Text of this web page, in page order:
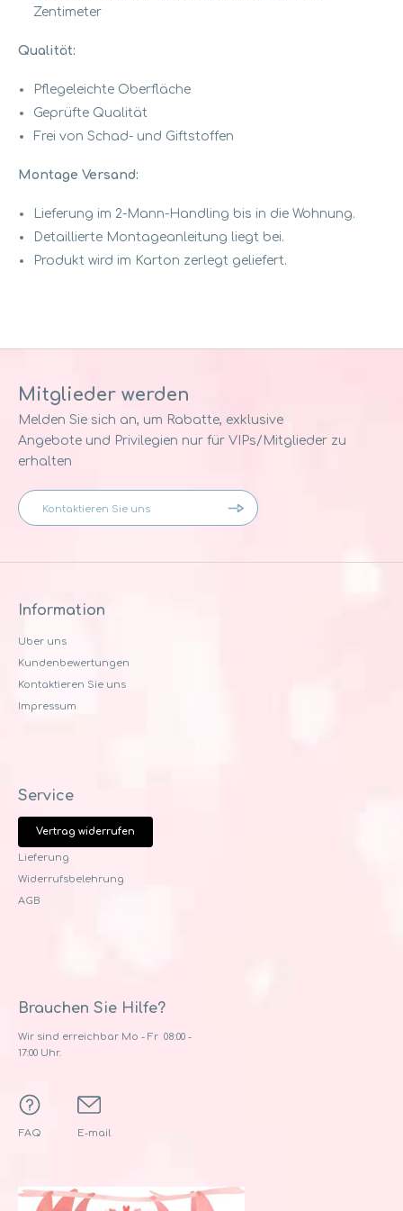
Zentimeter
Qualität:
Pflegeleichte Oberfläche
Geprüfte Qualität
Frei von Schad- und Giftstoffen
Montage Versand:
Lieferung im 2-Mann-Handling bis in die Wohnung.
Detaillierte Montageanleitung liegt bei.
Produkt wird im Karton zerlegt geliefert.
Mitglieder werden
Melden Sie sich an, um Rabatte, exklusive
Angebote und Privilegien nur für VIPs/Mitglieder zu
erhalten
Information
Uber uns
Kundenbewertungen
Kontaktieren Sie uns
Impressum
Service
Vertrag widerrufen
Lieferung
Widerrufsbelehrung
AGB
Brauchen Sie Hilfe?
Wir sind erreichbar Mo - Fr 08:00 -
17:00 Uhr.
FAQ E-mail